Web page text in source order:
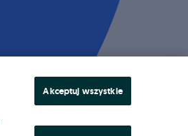
Akceptuj wszystkie